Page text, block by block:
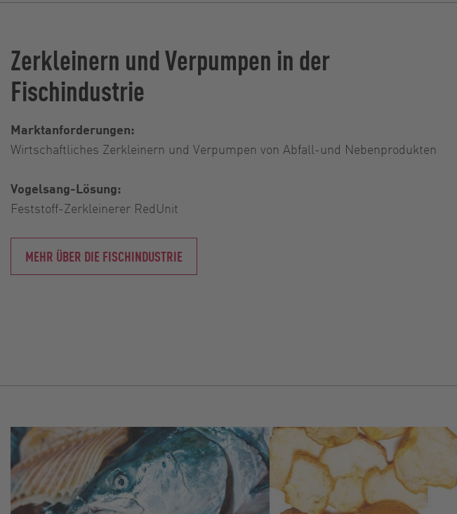
Zerkleinern und Verpumpen in der
Fischindustrie
Marktanforderungen:
Wirtschaftliches Zerkleinern und Verpumpen von Abfall-und Nebenprodukten
Vogelsang-Lösung:
Feststoff-Zerkleinerer RedUnit
MEHR ÜBER DIE FISCHINDUSTRIE